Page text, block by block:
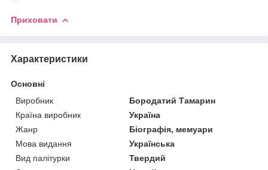
Приховати
Характеристики
Основні
Виробник
Бородатий Тамарин
Країна виробник
Україна
Жанр
Біографія, мемуари
Мова видання
Українська
Вид палітурки
Твердий